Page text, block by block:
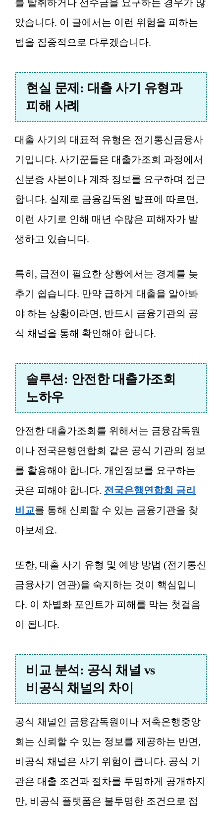
를 탈취하거나 선수금을 요구하는 경우가 많
았습니다. 이 글에서는 이런 위험을 피하는
법을 집중적으로 다루겠습니다.
현실 문제: 대출 사기 유형과
피해 사례
대출 사기의 대표적 유형은 전기통신금융사
기입니다. 사기꾼들은 대출가조회 과정에서
신분증 사본이나 계좌 정보를 요구하며 접근
합니다. 실제로 금융감독원 발표에 따르면,
이런 사기로 인해 매년 수많은 피해자가 발
생하고 있습니다.
특히, 급전이 필요한 상황에서는 경계를 늦
추기 쉽습니다. 만약 급하게 대출을 알아봐
야 하는 상황이라면, 반드시 금융기관의 공
식 채널을 통해 확인해야 합니다.
솔루션: 안전한 대출가조회
노하우
안전한 대출가조회를 위해서는 금융감독원
이나 전국은행연합회 같은 공식 기관의 정보
를 활용해야 합니다. 개인정보를 요구하는
곳은 피해야 합니다. 전국은행연합회 금리
비교를 통해 신뢰할 수 있는 금융기관을 찾
아보세요.
또한, 대출 사기 유형 및 예방 방법 (전기통신
금융사기 연관)을 숙지하는 것이 핵심입니
다. 이 차별화 포인트가 피해를 막는 첫걸음
이 됩니다.
비교 분석: 공식 채널 vs
비공식 채널의 차이
공식 채널인 금융감독원이나 저축은행중앙
회는 신뢰할 수 있는 정보를 제공하는 반면,
비공식 채널은 사기 위험이 큽니다. 공식 기
관은 대출 조건과 절차를 투명하게 공개하지
만, 비공식 플랫폼은 불투명한 조건으로 접